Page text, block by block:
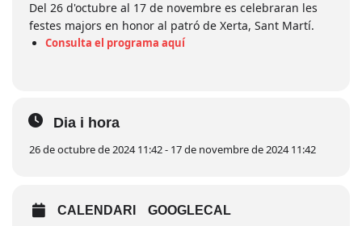
Del 26 d'octubre al 17 de novembre es celebraran les
festes majors en honor al patró de Xerta, Sant Martí.
Consulta el programa aquí
Dia i hora
26 de octubre de 2024 11:42 - 17 de novembre de 2024 11:42
CALENDARI GOOGLECAL